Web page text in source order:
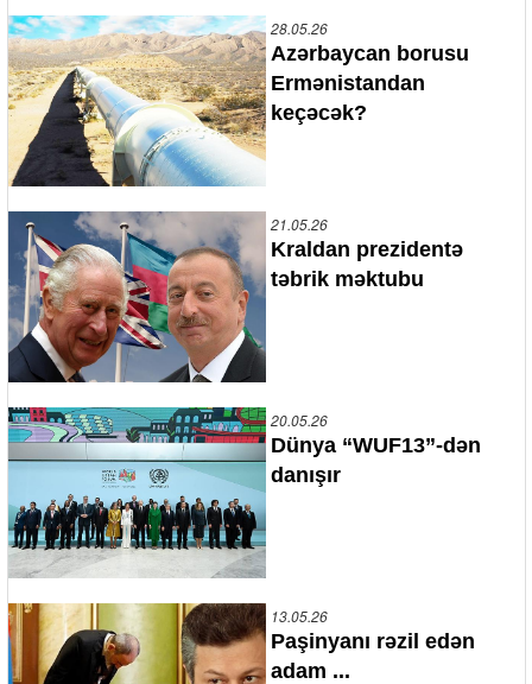
28.05.26
Azərbaycan borusu
Ermənistandan
keçəcək?
21.05.26
Kraldan prezidentə
təbrik məktubu
20.05.26
Dünya “WUF13”-dən
danışır
13.05.26
Paşinyanı rəzil edən
adam ...